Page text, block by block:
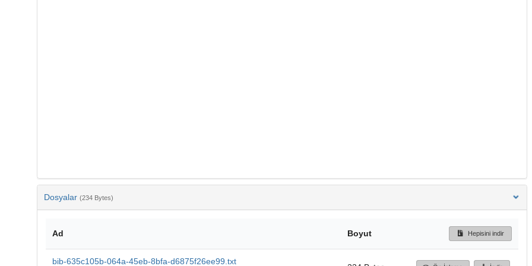
Dosyalar (234 Bytes)
Ad Boyut Hepisini indir
bib-635c105b-064a-45eb-8bfa-d6875f26ee99.txt